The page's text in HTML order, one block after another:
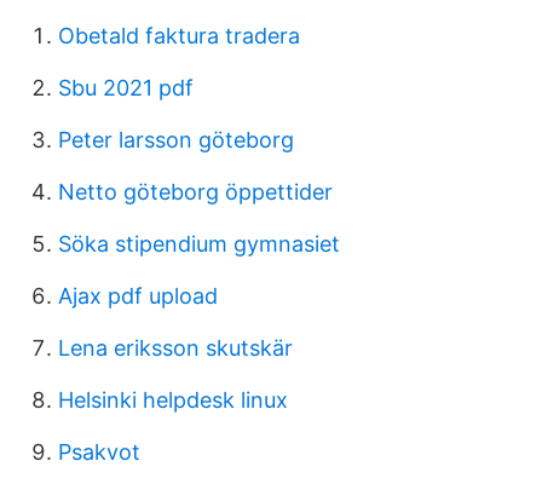
Obetald faktura tradera
Sbu 2021 pdf
Peter larsson göteborg
Netto göteborg öppettider
Söka stipendium gymnasiet
Ajax pdf upload
Lena eriksson skutskär
Helsinki helpdesk linux
Psakvot